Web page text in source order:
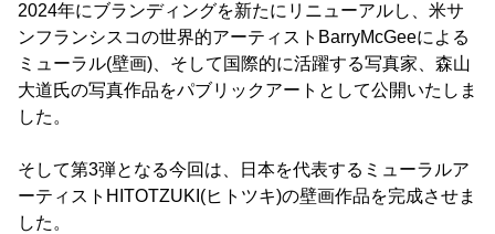
2024年にブランディングを新たにリニューアルし、米サ
ンフランシスコの世界的アーティストBarryMcGeeによる
ミューラル(壁画)、そして国際的に活躍する写真家、森山
大道氏の写真作品をパブリックアートとして公開いたしま
した。
そして第3弾となる今回は、日本を代表するミューラルア
ーティストHITOTZUKI(ヒトツキ)の壁画作品を完成させま
した。